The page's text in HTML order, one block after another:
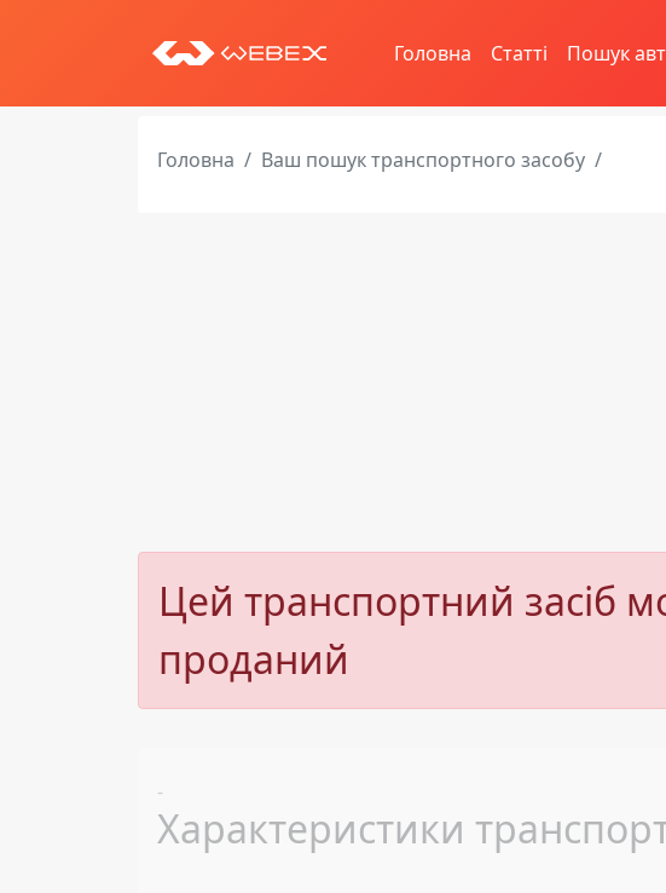
Головна Статті Пошук
Головна Ваш пошук транспортного засобу
Цей транспортний засіб
проданий
-
Характеристики